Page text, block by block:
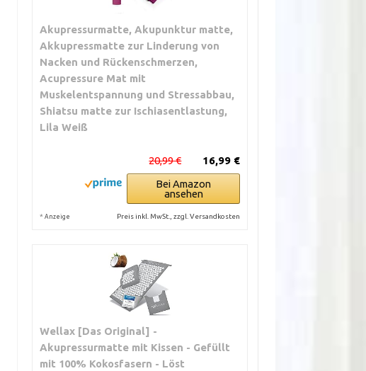
Akupressurmatte, Akupunktur matte,
Akkupressmatte zur Linderung von
Nacken und Rückenschmerzen,
Acupressure Mat mit
Muskelentspannung und Stressabbau,
Shiatsu matte zur Ischiasentlastung,
Lila Weiß
16,99 €
20,99 €
Bei Amazon
ansehen
* Anzeige Preis inkl. MwSt., zzgl. Versandkosten
Wellax [Das Original] -
Akupressurmatte mit Kissen - Gefüllt
mit 100% Kokosfasern - Löst